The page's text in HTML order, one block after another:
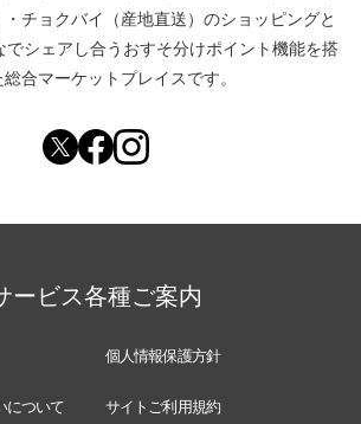
・ チョクバイ（産地直送） のショッピングと
でシェアし合う おすそ分けポイント機能を搭
合マーケットプレイスです。
ービス各種ご案内
個人情報保護方針
について サイトご利用規約